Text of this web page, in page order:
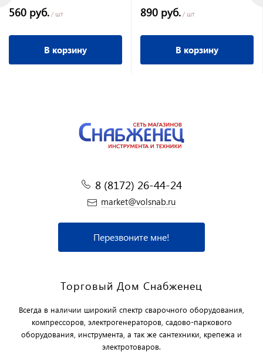
560 руб. / шт
В корзину
890 руб. / шт
В корзину
8 (8172) 26-44-24
market@volsnab.ru
Перезвоните мне!
Торговый Дом Снабженец
Всегда в наличии широкий спектр сварочного оборудования,
компрессоров, электрогенераторов, садово-паркового
оборудования, инструмента, а так же сантехники, крепежа и
электротоваров.